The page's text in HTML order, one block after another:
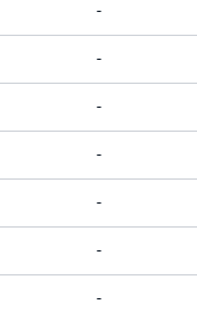
-
-
-
-
-
-
-